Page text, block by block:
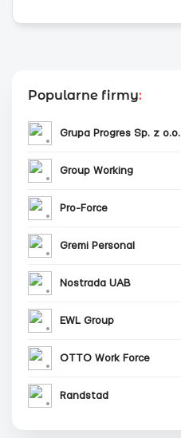
Popularne firmy:
Grupa Progres Sp. z o.o.
Group Working
Pro-Force
Gremi Personal
Nostrada UAB
EWL Group
OTTO Work Force
Randstad